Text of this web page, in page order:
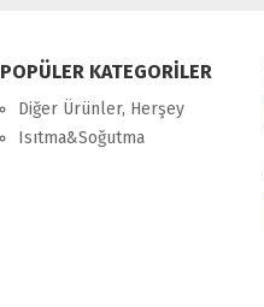
POPÜLER KATEGORİLER
Diğer Ürünler, Herşey
Isıtma&Soğutma